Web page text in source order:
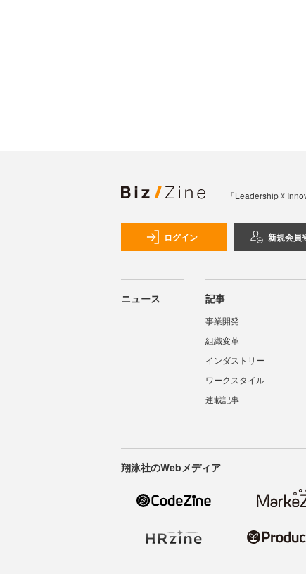
「Leadership ☓
ログイン 新規会員
ニュース 記事
事業開発
組織変革
インダストリー
ワークスタイル
連載記事
翔泳社のWebメディア